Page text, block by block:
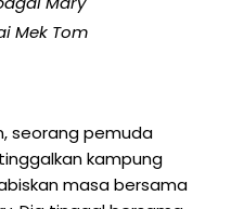
Mek Tom
seorang pemuda
kampung
masa bersama